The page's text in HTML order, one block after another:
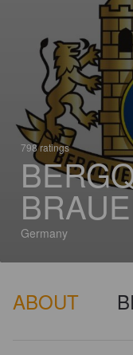
798 ratings
Germany
ABOUT